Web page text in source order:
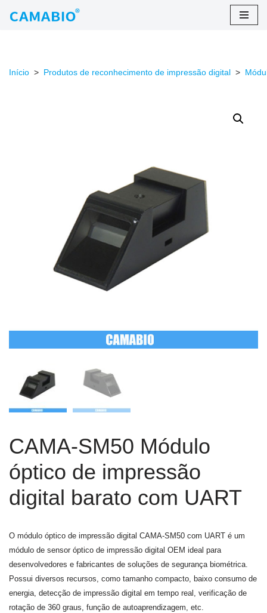
conteúdo
Início > Produtos de reconhecimento de impressão digital >
CAMA-SM50 Módulo
óptico de impressão
digital barato com UART
O módulo óptico de impressão digital CAMA-SM50 com UART é um
módulo de sensor óptico de impressão digital OEM ideal para
desenvolvedores e fabricantes de soluções de segurança biométrica.
Possui diversos recursos, como tamanho compacto, baixo consumo de
energia, detecção de impressão digital em tempo real, verificação de
rotação de 360 graus, função de autoaprendizagem, etc.